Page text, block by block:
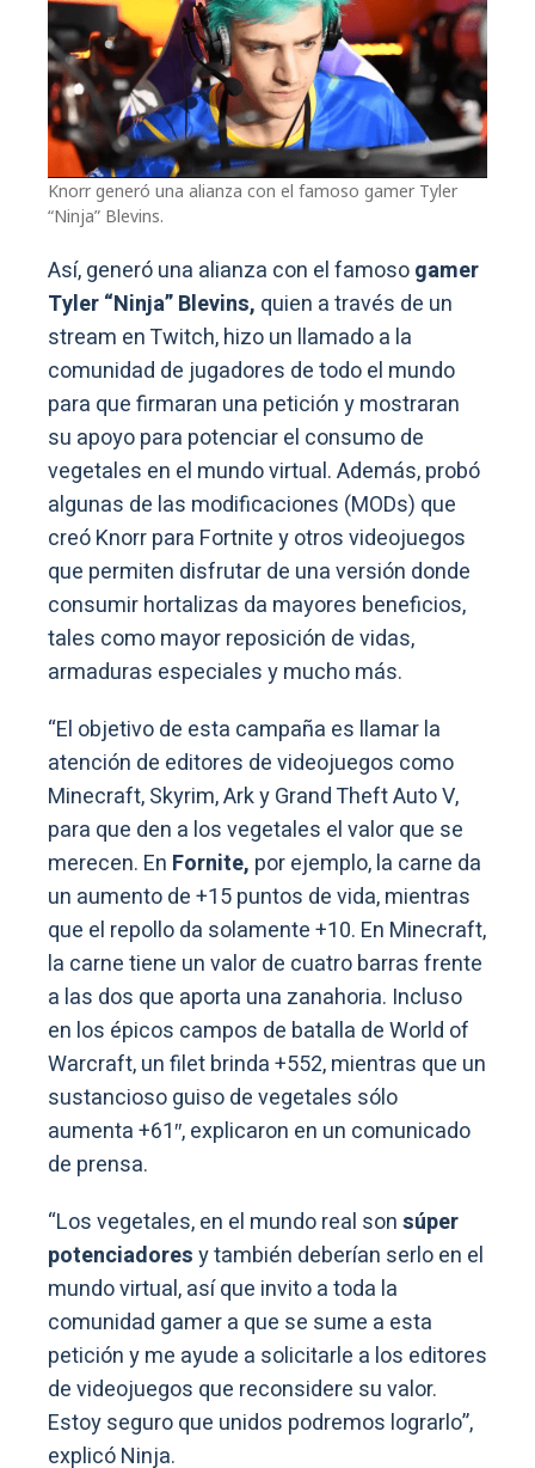
Knorr generó una alianza con el famoso gamer Tyler
“Ninja” Blevins.
Así, generó una alianza con el famosogamer
Tyler “Ninja” Blevins, quien a través de un
stream en Twitch, hizo un llamado a la
comunidad de jugadores de todo el mundo
para que firmaran una petición y mostraran
su apoyo para potenciar el consumo de
vegetales en el mundo virtual. Además, probó
algunas de las modificaciones (MODs) que
creó Knorr para Fortnite y otros videojuegos
que permiten disfrutar de una versión donde
consumir hortalizas da mayores beneficios,
tales como mayor reposición de vidas,
armaduras especiales y mucho más.
“El objetivo de esta campaña es llamar la
atención de editores de videojuegos como
Minecraft, Skyrim, Ark y Grand Theft Auto V,
para que den a los vegetales el valor que se
merecen. En Fornite, por ejemplo, la carne da
un aumento de +15 puntos de vida, mientras
que el repollo da solamente +10. En Minecraft,
la carne tiene un valor de cuatro barras frente
a las dos que aporta una zanahoria. Incluso
en los épicos campos de batalla de World of
Warcraft, un filet brinda +552, mientras que un
sustancioso guiso de vegetales sólo
aumenta +61″, explicaron en un comunicado
de prensa.
“Los vegetales, en el mundo real sonsúper
potenciadoresy también deberían serlo en el
mundo virtual, así que invito a toda la
comunidad gamer a que se sume a esta
petición y me ayude a solicitarle a los editores
de videojuegos que reconsidere su valor.
Estoy seguro que unidos podremos lograrlo”,
explicó Ninja.